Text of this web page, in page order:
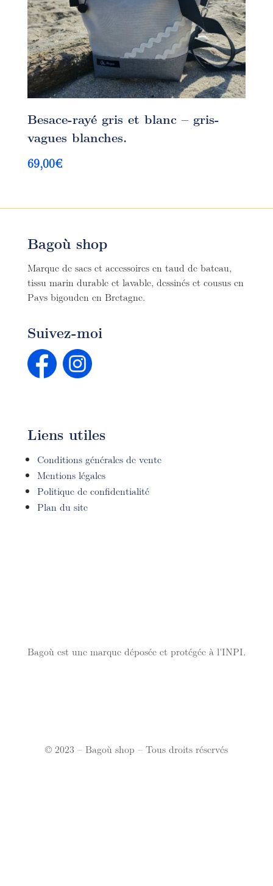
Besace-rayé gris et blanc – gris-
vagues blanches.
69,00€
Bagoù shop
Marque de sacs et accessoires en taud de bateau,
tissu marin durable et lavable, dessinés et cousus en
Pays bigouden en Bretagne.
Suivez-moi
Liens utiles
Conditions générales de vente
Mentions légales
Politique de confidentialité
Plan du site
Bagoù est une marque déposée et protégée à l'INPI.
© 2023 – Bagoù shop – Tous droits réservés